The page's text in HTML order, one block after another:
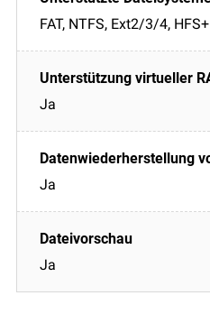
FAT, NTFS, Ext2/3/4, HFS+
Ja
Ja
Ja